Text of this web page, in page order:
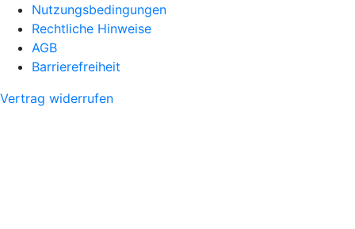
Nutzungsbedingungen
Rechtliche Hinweise
AGB
Barrierefreiheit
Vertrag widerrufen